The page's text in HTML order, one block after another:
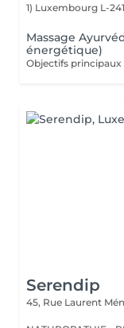
1) Luxembourg L-
Massage
énergétique)
Serendip
45, Rue Laurent